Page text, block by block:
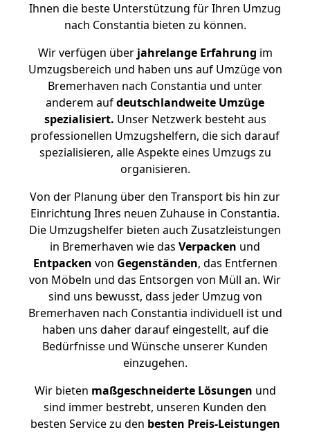
Ihnen die beste Unterstützung für Ihren Umzug
nach Constantia bieten zu können.
Wir verfügen überjahrelange Erfahrung im
Umzugsbereich und haben uns auf Umzüge von
Bremerhaven nach Constantia und unter
anderem aufdeutschlandweite Umzüge
spezialisiert. Unser Netzwerk besteht aus
professionellen Umzugshelfern, die sich darauf
spezialisieren, alle Aspekte eines Umzugs zu
organisieren.
Von der Planung über den Transport bis hin zur
Einrichtung Ihres neuen Zuhause in Constantia.
Die Umzugshelfer bieten auch Zusatzleistungen
in Bremerhaven wie das Verpacken und
Entpacken von Gegenständen, das Entfernen
von Möbeln und das Entsorgen von Müll an. Wir
sind uns bewusst, dass jeder Umzug von
Bremerhaven nach Constantia individuell ist und
haben uns daher darauf eingestellt, auf die
Bedürfnisse und Wünsche unserer Kunden
einzugehen.
Wir bieten maßgeschneiderte Lösungen und
sind immer bestrebt, unseren Kunden den
besten Service zu den besten Preis-Leistungen